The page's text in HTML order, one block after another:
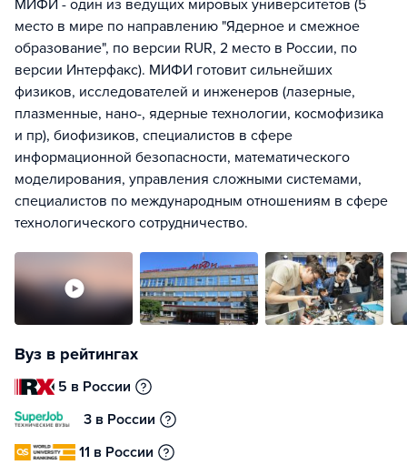
МИФИ - один из ведущих мировых университетов (5
место в мире по направлению "Ядерное и смежное
образование", по версии RUR, 2 место в России, по
версии Интерфакс). МИФИ готовит сильнейших
физиков, исследователей и инженеров (лазерные,
плазменные, нано-, ядерные технологии, космофизика
и пр), биофизиков, специалистов в сфере
информационной безопасности, математического
моделирования, управления сложными системами,
специалистов по международным отношениям в сфере
технологического сотрудничество.
Вуз в рейтингах
5 в России
3 в России
11 в России